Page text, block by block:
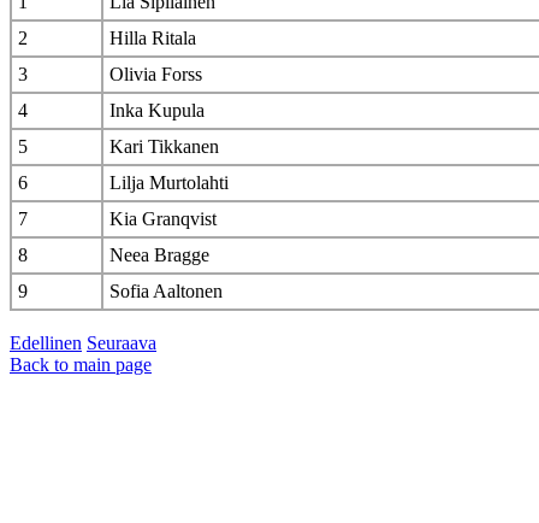
2
Hilla Ritala
3
Olivia Forss
4
Inka Kupula
5
Kari Tikkanen
6
Lilja Murtolahti
7
Kia Granqvist
8
Neea Bragge
9
Sofia Aaltonen
Edellinen Seuraava
Back to main page